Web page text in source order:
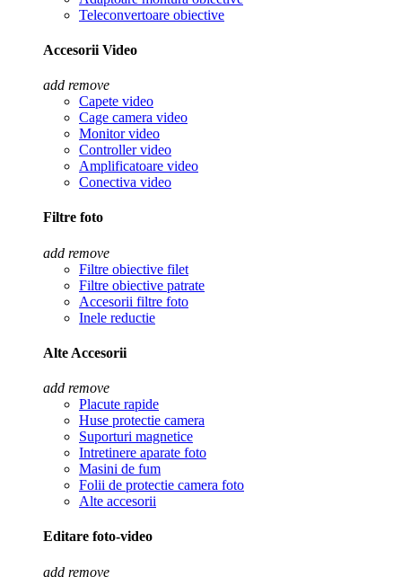
Teleconvertoare obiective
Accesorii Video
add remove
Capete video
Cage camera video
Monitor video
Controller video
Amplificatoare video
Conectiva video
Filtre foto
add remove
Filtre obiective filet
Filtre obiective patrate
Accesorii filtre foto
Inele reductie
Alte Accesorii
add remove
Placute rapide
Huse protectie camera
Suporturi magnetice
Intretinere aparate foto
Masini de fum
Folii de protectie camera foto
Alte accesorii
Editare foto-video
add remove